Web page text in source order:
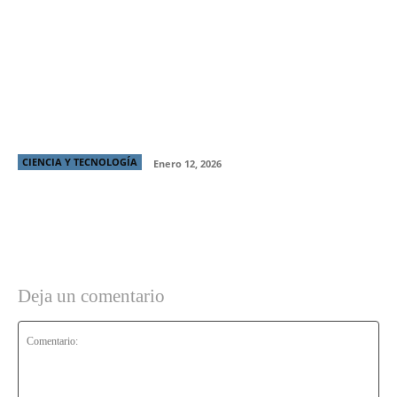
CIENCIA Y TECNOLOGÍA Enero 12, 2026
Deja un comentario